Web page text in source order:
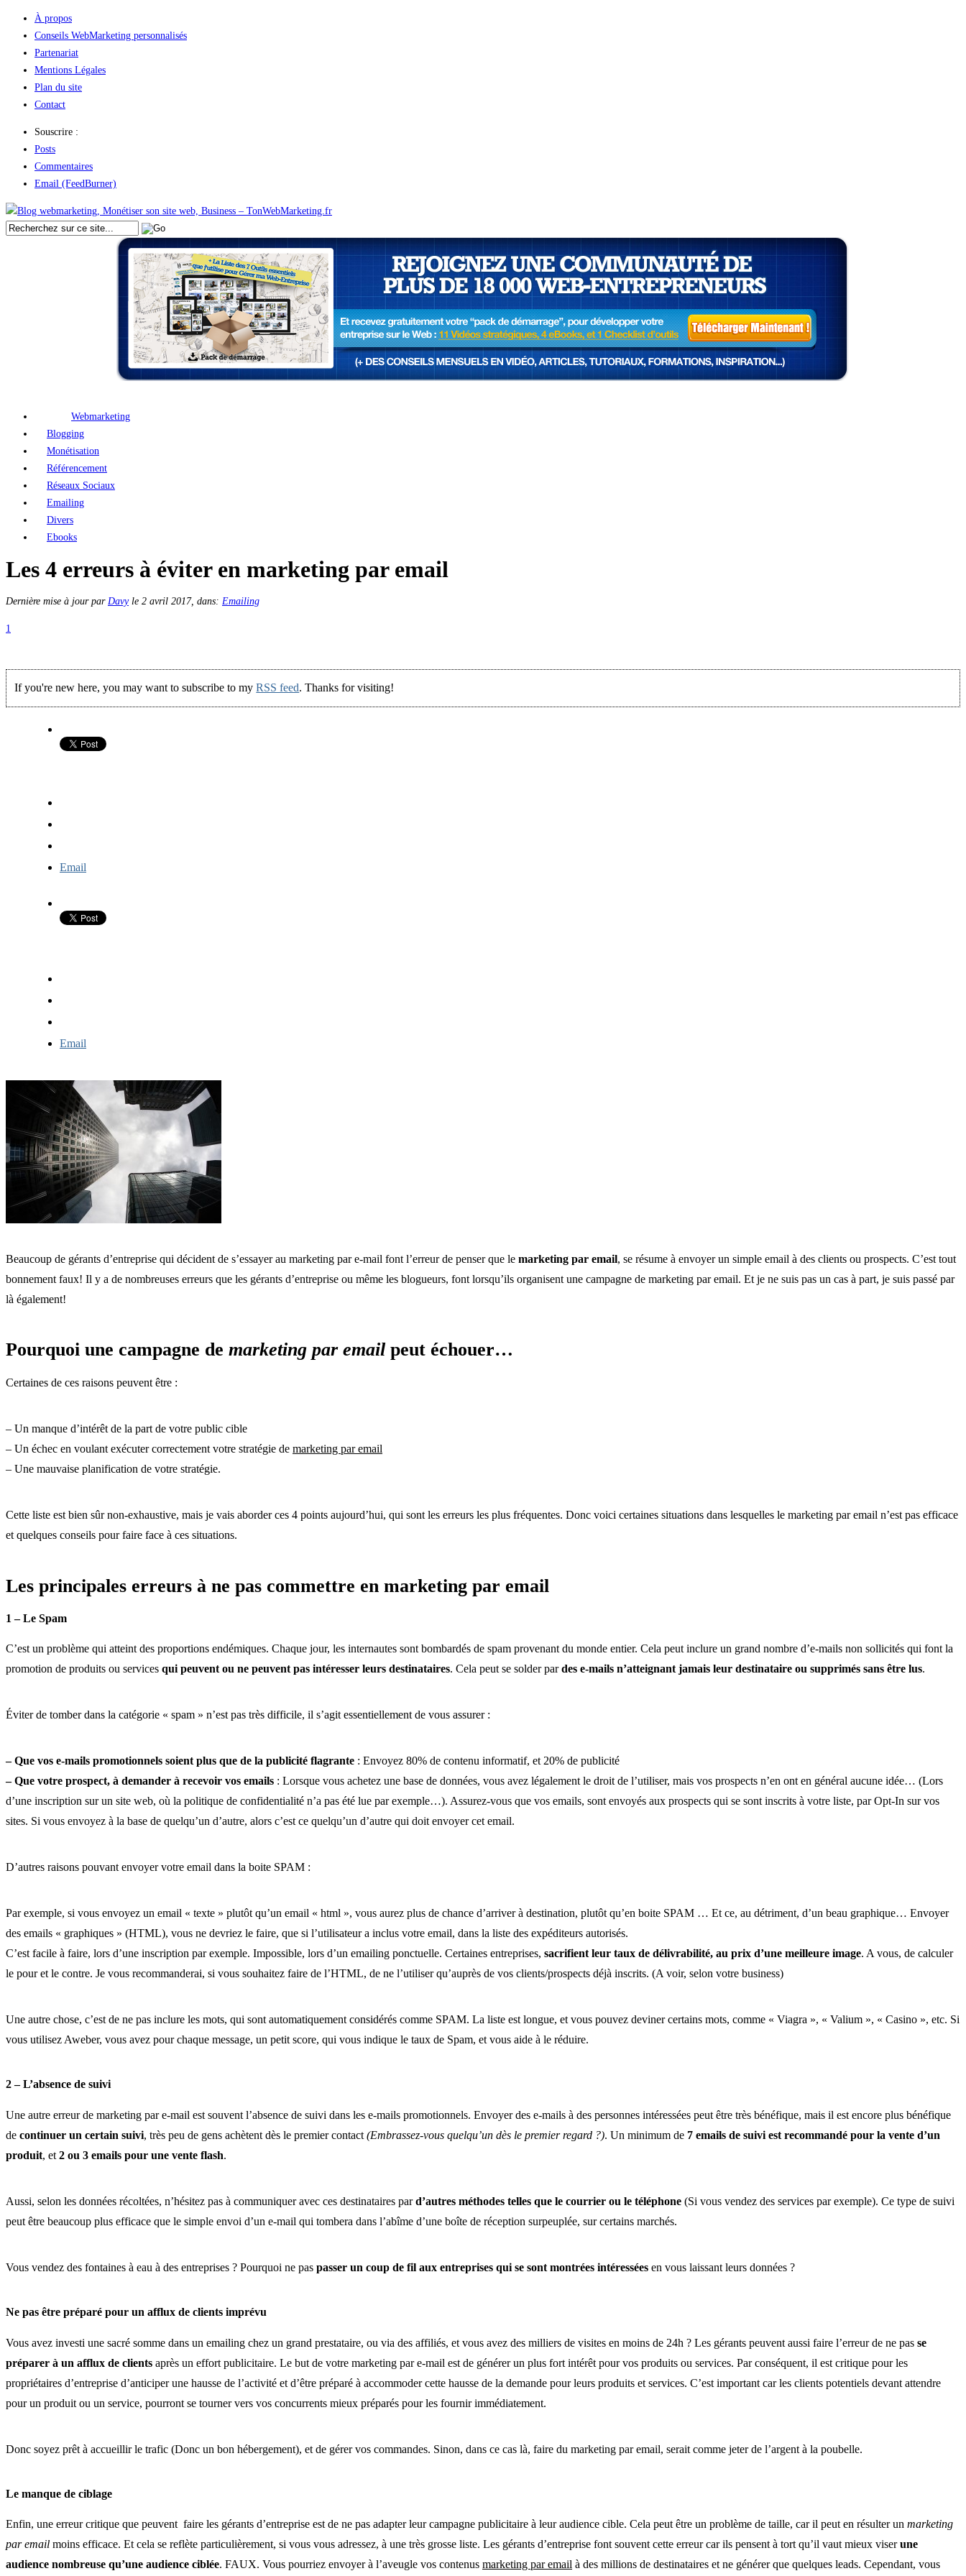
À propos
Conseils WebMarketing personnalisés
Partenariat
Mentions Légales
Plan du site
Contact
Souscrire :
Posts
Commentaires
Email (FeedBurner)
Webmarketing
Blogging
Monétisation
Référencement
Réseaux Sociaux
Emailing
Divers
Ebooks
Les 4 erreurs à éviter en marketing par email
Dernière mise à jour par Davyle 2 avril 2017, dans: Emailing
1
If you're new here, you may want to subscribe to myRSS feed. Thanks for visiting!
Email
Email
Beaucoup de gérants d’entreprise qui décident de s’essayer au marketing par e-mail font l’erreur de penser que le marketing par email, se résume à envoyer un simple email à des clients ou prospects. C’est tout
bonnement faux! Il y a de nombreuses erreurs que les gérants d’entreprise ou même les blogueurs, font lorsqu’ils organisent une campagne de marketing par email. Et je ne suis pas un cas à part, je suis passé par
là également!
Pourquoi une campagne de marketing par emailpeut échouer…
Certaines de ces raisons peuvent être :
– Un manque d’intérêt de la part de votre public cible
– Un échec en voulant exécuter correctement votre stratégie de marketing par email
– Une mauvaise planification de votre stratégie.
Cette liste est bien sûr non-exhaustive, mais je vais aborder ces 4 points aujourd’hui, qui sont les erreurs les plus fréquentes. Donc voici certaines situations dans lesquelles le marketing par email n’est pas efficace
et quelques conseils pour faire face à ces situations.
Les principales erreurs à ne pas commettre en marketing par email
1 – Le Spam
C’est un problème qui atteint des proportions endémiques. Chaque jour, les internautes sont bombardés de spam provenant du monde entier. Cela peut inclure un grand nombre d’e-mails non sollicités qui font la
promotion de produits ou services qui peuvent ou ne peuvent pas intéresser leurs destinataires. Cela peut se solder pardes e-mails n’atteignant jamais leur destinataire ou supprimés sans être lus.
Éviter de tomber dans la catégorie « spam » n’est pas très difficile, il s’agit essentiellement de vous assurer :
– Que vos e-mails promotionnels soient plus que de la publicité flagrante : Envoyez 80% de contenu informatif, et 20% de publicité
– Que votre prospect, à demander à recevoir vos emails : Lorsque vous achetez une base de données, vous avez légalement le droit de l’utiliser, mais vos prospects n’en ont en général aucune idée… (Lors
d’une inscription sur un site web, où la politique de confidentialité n’a pas été lue par exemple…). Assurez-vous que vos emails, sont envoyés aux prospects qui se sont inscrits à votre liste, par Opt-In sur vos
sites. Si vous envoyez à la base de quelqu’un d’autre, alors c’est ce quelqu’un d’autre qui doit envoyer cet email.
D’autres raisons pouvant envoyer votre email dans la boite SPAM :
Par exemple, si vous envoyez un email « texte » plutôt qu’un email « html », vous aurez plus de chance d’arriver à destination, plutôt qu’en boite SPAM … Et ce, au détriment, d’un beau graphique… Envoyer
des emails « graphiques » (HTML), vous ne devriez le faire, que si l’utilisateur a inclus votre email, dans la liste des expéditeurs autorisés.
C’est facile à faire, lors d’une inscription par exemple. Impossible, lors d’un emailing ponctuelle. Certaines entreprises, sacrifient leur taux de délivrabilité, au prix d’une meilleure image. A vous, de calculer
le pour et le contre. Je vous recommanderai, si vous souhaitez faire de l’HTML, de ne l’utiliser qu’auprès de vos clients/prospects déjà inscrits. (A voir, selon votre business)
Une autre chose, c’est de ne pas inclure les mots, qui sont automatiquement considérés comme SPAM. La liste est longue, et vous pouvez deviner certains mots, comme « Viagra », « Valium », « Casino », etc. Si
vous utilisez Aweber, vous avez pour chaque message, un petit score, qui vous indique le taux de Spam, et vous aide à le réduire.
2 – L’absence de suivi
Une autre erreur de marketing par e-mail est souvent l’absence de suivi dans les e-mails promotionnels. Envoyer des e-mails à des personnes intéressées peut être très bénéfique, mais il est encore plus bénéfique
de continuer un certain suivi, très peu de gens achètent dès le premier contact (Embrassez-vous quelqu’un dès le premier regard ?). Un minimum de 7 emails de suivi est recommandé pour la vente d’un
produit, et 2 ou 3 emails pour une vente flash.
Aussi, selon les données récoltées, n’hésitez pas à communiquer avec ces destinataires pard’autres méthodes telles que le courrier ou le téléphone (Si vous vendez des services par exemple). Ce type de suivi
peut être beaucoup plus efficace que le simple envoi d’un e-mail qui tombera dans l’abîme d’une boîte de réception surpeuplée, sur certains marchés.
Vous vendez des fontaines à eau à des entreprises ? Pourquoi ne pas passer un coup de fil aux entreprises qui se sont montrées intéressées en vous laissant leurs données ?
Ne pas être préparé pour un afflux de clients imprévu
Vous avez investi une sacré somme dans un emailing chez un grand prestataire, ou via des affiliés, et vous avez des milliers de visites en moins de 24h ? Les gérants peuvent aussi faire l’erreur de ne pas se
préparer à un afflux de clients après un effort publicitaire. Le but de votre marketing par e-mail est de générer un plus fort intérêt pour vos produits ou services. Par conséquent, il est critique pour les
propriétaires d’entreprise d’anticiper une hausse de l’activité et d’être préparé à accommoder cette hausse de la demande pour leurs produits et services. C’est important car les clients potentiels devant attendre
pour un produit ou un service, pourront se tourner vers vos concurrents mieux préparés pour les fournir immédiatement.
Donc soyez prêt à accueillir le trafic (Donc un bon hébergement), et de gérer vos commandes. Sinon, dans ce cas là, faire du marketing par email, serait comme jeter de l’argent à la poubelle.
Le manque de ciblage
Enfin, une erreur critique que peuvent faire les gérants d’entreprise est de ne pas adapter leur campagne publicitaire à leur audience cible. Cela peut être un problème de taille, car il peut en résulter un marketing
par email moins efficace. Et cela se reflète particulièrement, si vous vous adressez, à une très grosse liste. Les gérants d’entreprise font souvent cette erreur car ils pensent à tort qu’il vaut mieux viserune
audience nombreuse qu’une audience ciblée. FAUX. Vous pourriez envoyer à l’aveugle vos contenus marketing par email à des millions de destinataires et ne générer que quelques leads. Cependant, vous